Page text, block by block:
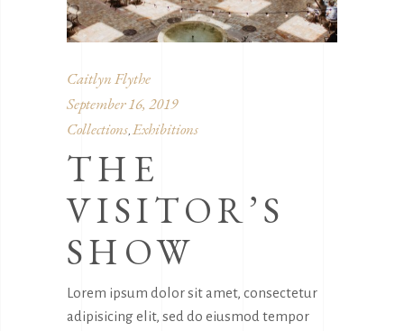
Caitlyn Flythe
September 16, 2019
Collections, Exhibitions
THE
VISITOR’S
SHOW
Lorem ipsum dolor sit amet, consectetur
adipisicing elit, sed do eiusmod tempor